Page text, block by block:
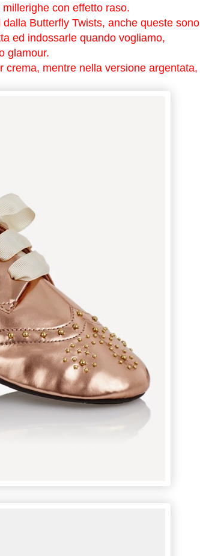
con effetto raso.
Butterfly Twists, anche queste sono
ed indossarle quando vogliamo,
glamour.
mentre nella versione argentata,